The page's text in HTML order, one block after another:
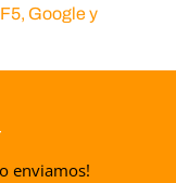
Google y
enviamos!